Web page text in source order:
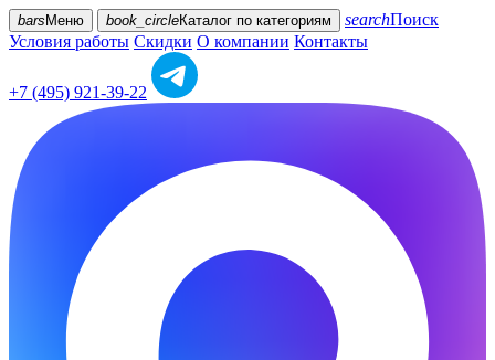
bars Меню book_circleКаталог по категориям searchПоиск
Условия работы Скидки О компании Контакты
+7 (495) 921-39-22